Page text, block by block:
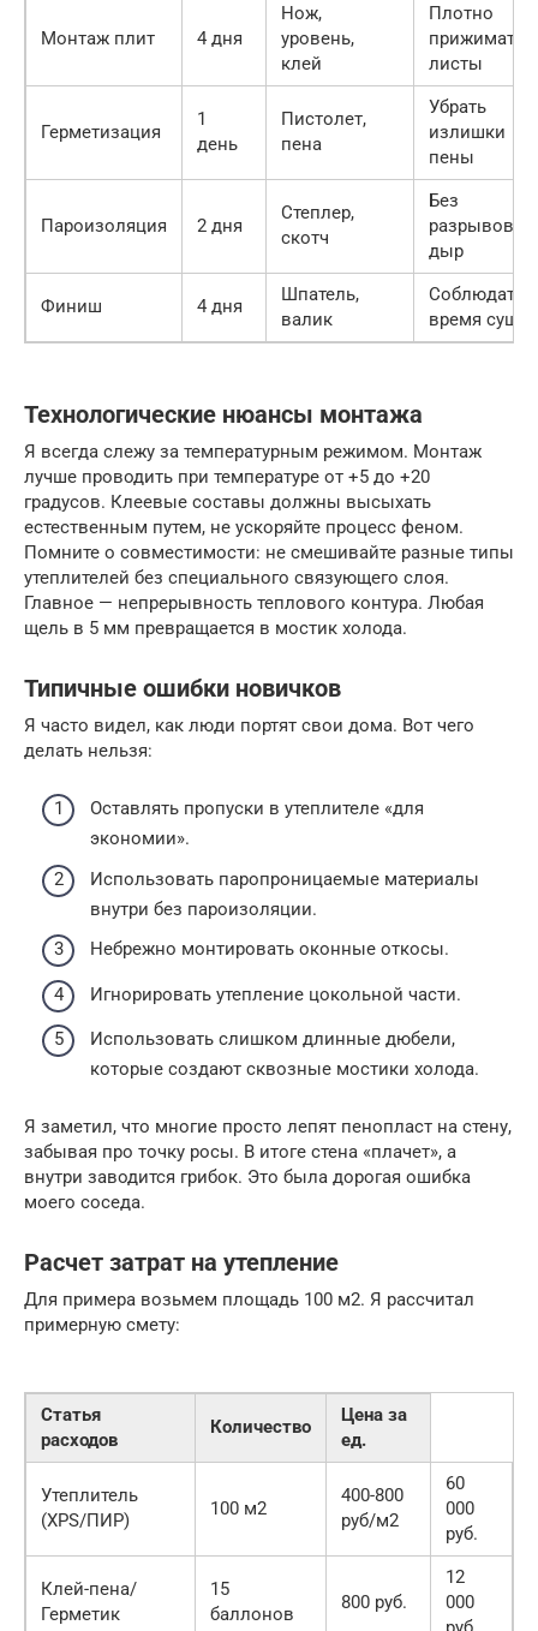
Монтаж плит 4 дня
Нож,
уровень,
клей
Плотно
прижимать
листы
Герметизация
1
день
Пистолет,
пена
Убрать
излишки
пены
Пароизоляция 2 дня
Степлер,
скотч
Без
разрывов и
дыр
Финиш 4 дня
Шпатель,
валик
Соблюдать
время сушки
Технологические нюансы монтажа
Я всегда слежу за температурным режимом. Монтаж
лучше проводить при температуре от +5 до +20
градусов. Клеевые составы должны высыхать
естественным путем, не ускоряйте процесс феном.
Помните о совместимости: не смешивайте разные типы
утеплителей без специального связующего слоя.
Главное — непрерывность теплового контура. Любая
щель в 5 мм превращается в мостик холода.
Типичные ошибки новичков
Я часто видел, как люди портят свои дома. Вот чего
делать нельзя:
Оставлять пропуски в утеплителе «для
экономии».
Использовать паропроницаемые материалы
внутри без пароизоляции.
Небрежно монтировать оконные откосы.
Игнорировать утепление цокольной части.
Использовать слишком длинные дюбели,
которые создают сквозные мостики холода.
Я заметил, что многие просто лепят пенопласт на стену,
забывая про точку росы. В итоге стена «плачет», а
внутри заводится грибок. Это была дорогая ошибка
моего соседа.
Расчет затрат на утепление
Для примера возьмем площадь 100 м2. Я рассчитал
примерную смету:
Статья
расходов
Количество
Цена за
ед.
Утеплитель
(XPS/ПИР)
100 м2
400-800
руб/м2
60
000
руб.
Клей-пена/
Герметик
15
баллонов
800 руб.
12
000